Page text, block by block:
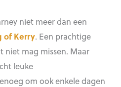
niet meer dan een
of Kerry. Een prachtige
niet mag missen. Maar
leuke
om ook enkele dagen